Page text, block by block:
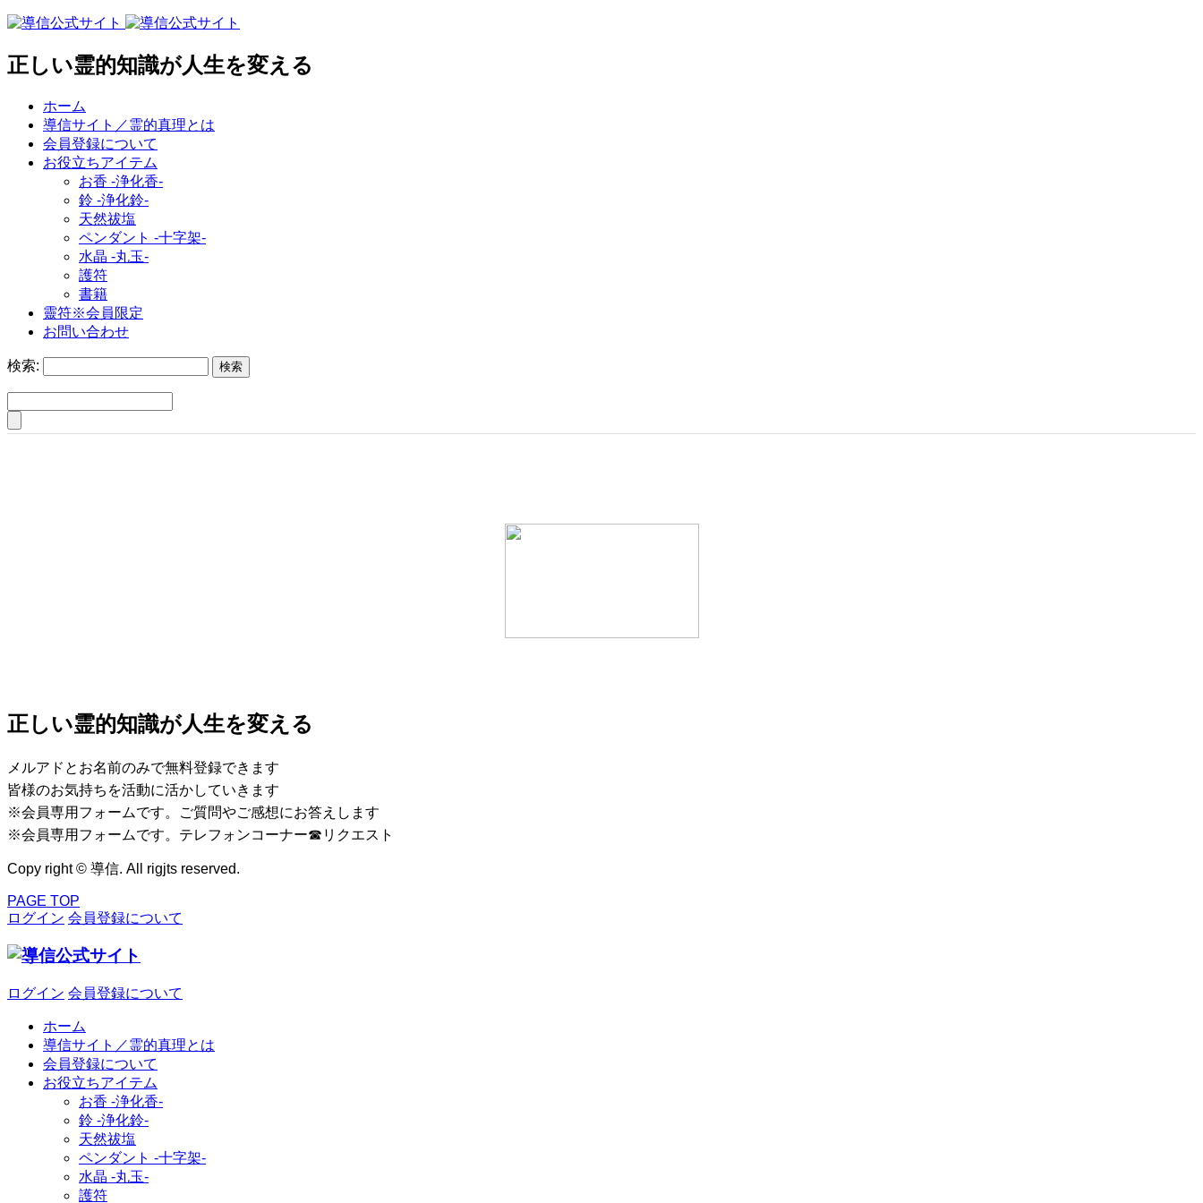
正しい霊的知識が人生を変える
ホーム
導信サイト／霊的真理とは
会員登録について
お役立ちアイテム
お香 ‐浄化香‐
鈴 ‐浄化鈴‐
天然祓塩
ペンダント -十字架-
水晶 -丸玉-
護符
書籍
靈符※会員限定
お問い合わせ
検索:
正しい霊的知識が人生を変える
メルアドとお名前のみで無料登録できます
皆様のお気持ちを活動に活かしていきます
※会員専用フォームです。ご質問やご感想にお答えします
※会員専用フォームです。テレフォンコーナー☎リクエスト
Copy right © 導信. All rigjts reserved.
PAGE TOP
ログイン 会員登録について
ログイン 会員登録について
ホーム
導信サイト／霊的真理とは
会員登録について
お役立ちアイテム
お香 ‐浄化香‐
鈴 ‐浄化鈴‐
天然祓塩
ペンダント -十字架-
水晶 -丸玉-
護符